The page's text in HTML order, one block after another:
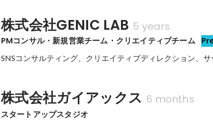
株式会社GENIC LAB 5 years
PMコンサル・新規営業チーム・クリエイティブチーム
SNSコンサルティング、クリエイティブディレクション、
株式会社ガイアックス 6 months
スタートアップスタジオ